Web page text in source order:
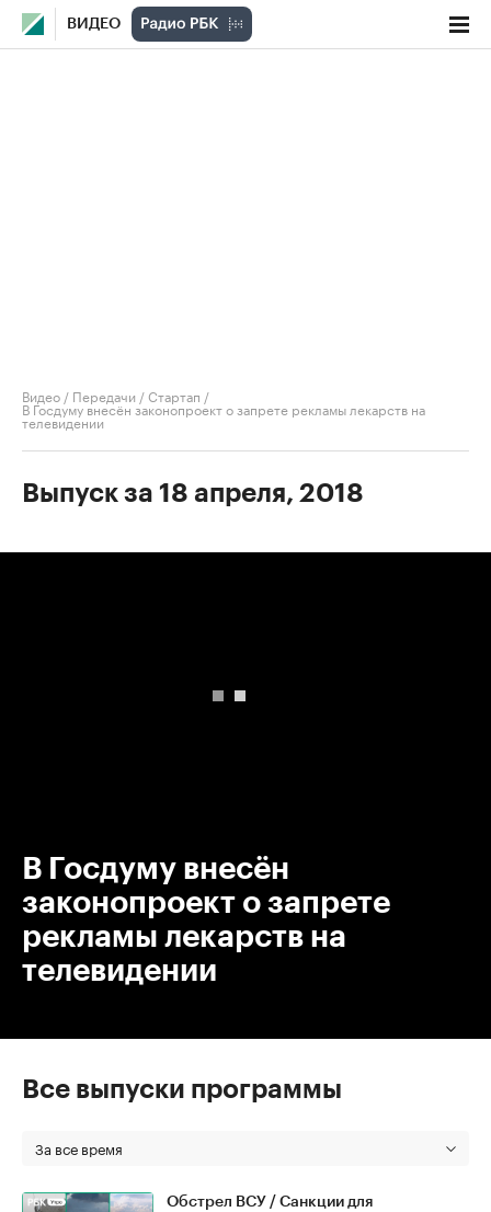
ВИДЕО
Видео / Передачи /Стартап /
В Госдуму внесён законопроект о запрете рекламы лекарств на
телевидении
Выпуск за 18 апреля, 2018
В Госдуму внесён
законопроект о запрете
рекламы лекарств на
телевидении
Все выпуски программы
За все время
Обстрел ВСУ / Санкции для